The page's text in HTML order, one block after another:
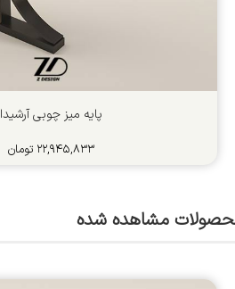
پایه میز چوبی آرشیدا
۲۲,۹۴۵,۸۳۳ تومان
مشاهده شده